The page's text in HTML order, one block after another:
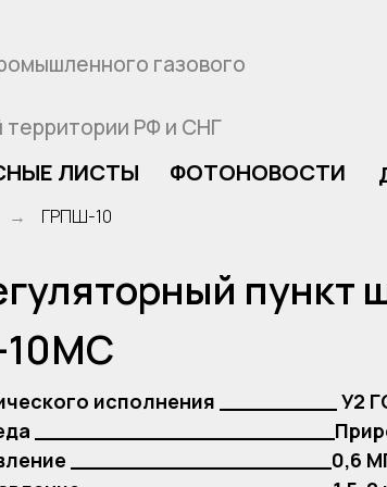
газового
РФ и СНГ
8
→ ГРПШ-10
исполнения _________ У2
____________________0,6
пункт